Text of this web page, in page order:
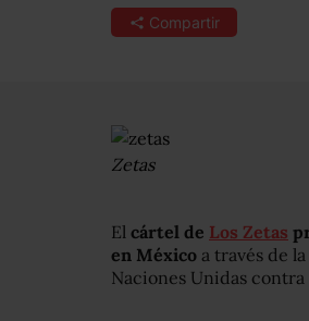
Compartir
Zetas
El cártel de Los Zetas
en México a través de
Naciones Unidas